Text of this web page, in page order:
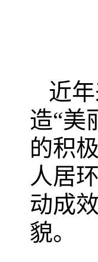
近
造“美
的积
人居
动成
貌。